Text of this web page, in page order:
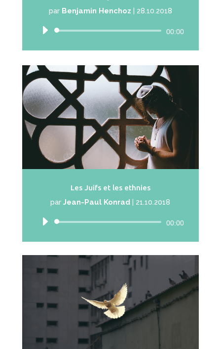
par Benjamin Henchoz | 28.10.2018
Lecteur
00:00
Les Juifs et les ethnies
parJean-Paul Konrad | 21.10.2018
Lecteur
00:00